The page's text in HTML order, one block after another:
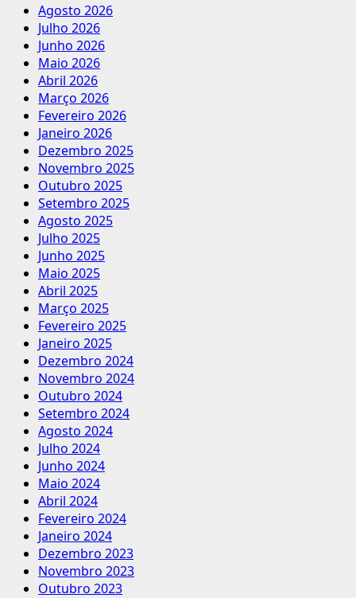
Agosto 2026
Julho 2026
Junho 2026
Maio 2026
Abril 2026
Março 2026
Fevereiro 2026
Janeiro 2026
Dezembro 2025
Novembro 2025
Outubro 2025
Setembro 2025
Agosto 2025
Julho 2025
Junho 2025
Maio 2025
Abril 2025
Março 2025
Fevereiro 2025
Janeiro 2025
Dezembro 2024
Novembro 2024
Outubro 2024
Setembro 2024
Agosto 2024
Julho 2024
Junho 2024
Maio 2024
Abril 2024
Fevereiro 2024
Janeiro 2024
Dezembro 2023
Novembro 2023
Outubro 2023